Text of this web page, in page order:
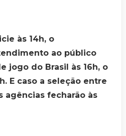
às 14h, o
ao público
jogo do Brasil às 16h, o
E caso a seleção entre
agências fecharão às